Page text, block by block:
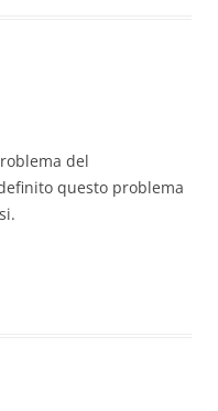
del
questo problema